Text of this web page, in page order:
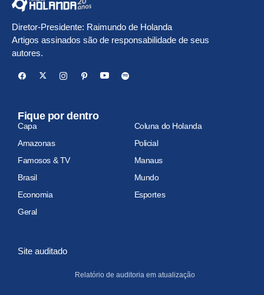
Diretor-Presidente: Raimundo de Holanda
Artigos assinados são de responsabilidade de seus
autores.
Fique por dentro
Capa
Coluna do Holanda
Amazonas
Policial
Famosos & TV
Manaus
Brasil
Mundo
Economia
Esportes
Geral
Site auditado
Relatório de auditoria em atualização